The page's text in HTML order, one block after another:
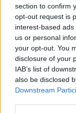
section to confirm
opt-out request is
interest-based
us or personal
your opt-out. You
disclosure of your
IAB’s list of
also be disclosed
Downstream
TEMI: Enoch
Teatro Tempio
i